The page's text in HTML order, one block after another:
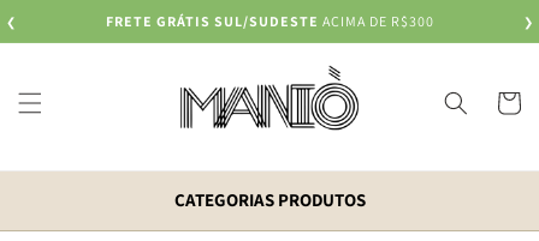
conteúdo
❮ FRETE GRÁTIS SUL/SUDESTE ACIMA DE R$300 ❯
CATEGORIAS PRODUTOS